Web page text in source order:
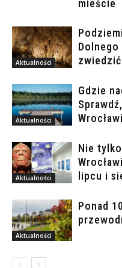
mieście
Aktualności
Aktualności
Gdzie
Aktualności
Nie
lipcu i
Aktualności
Ponad